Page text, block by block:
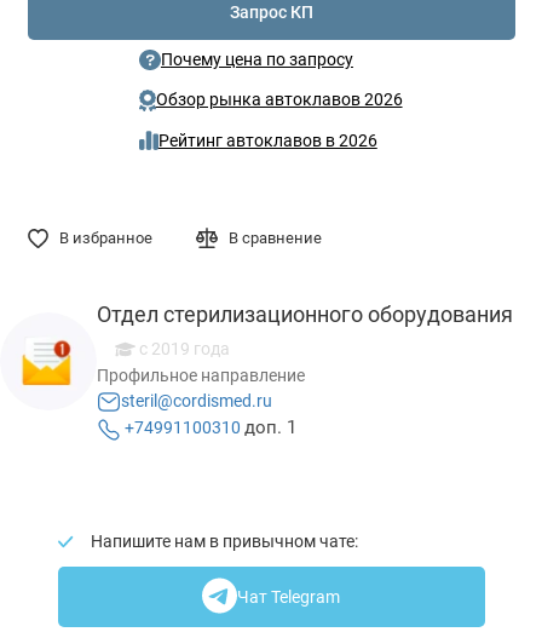
Запрос КП
Почему цена по запросу
Обзор рынка автоклавов 2026
Рейтинг автоклавов в 2026
В избранное В сравнение
Отдел стерилизационного оборудования
c 2019 года
Профильное направление
steril@cordismed.ru
+74991100310 доп. 1
Напишите нам в привычном чате:
Чат Telegram